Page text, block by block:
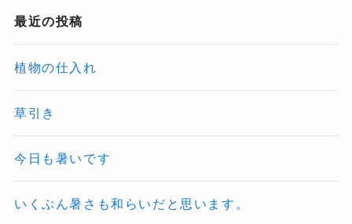
最近の投稿
植物の仕入れ
草引き
今日も暑いです
いくぶん暑さも和らいだと思います。